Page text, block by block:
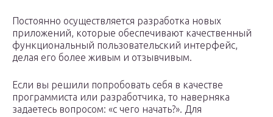
Постоянно осуществляется разработка новых
приложений, которые обеспечивают качественный
функциональный пользовательский интерфейс,
делая его более живым и отзывчивым.
Если вы решили попробовать себя в качестве
программиста или разработчика, то наверняка
задаетесь вопросом: «с чего начать?». Для